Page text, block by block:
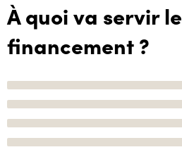
À quoi va servir le
financement ?